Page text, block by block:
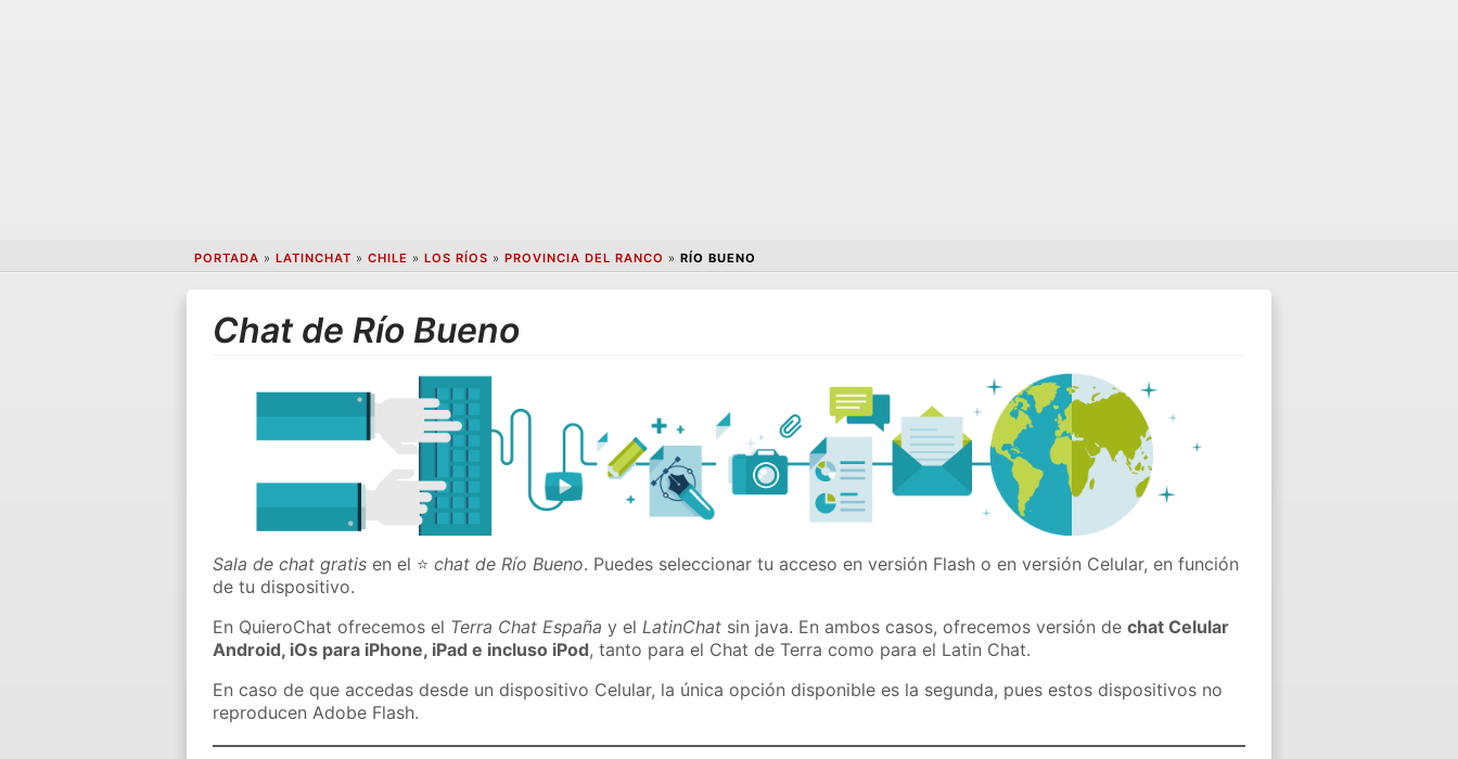
PORTADA » LATINCHAT » CHILE » LOS RÍOS » PROVINCIA DEL RANCO » RÍO BUENO
Chat de Río Bueno
Sala de chat gratis en el ⭐chat de Río Bueno. Puedes seleccionar tu acceso en versión Flash o en versión Celular, en función
de tu dispositivo.
En QuieroChat ofrecemos el Terra Chat España y elLatinChat sin java. En ambos casos, ofrecemos versión dechat Celular
Android, iOs para iPhone, iPad e incluso iPod, tanto para el Chat de Terra como para el Latin Chat.
En caso de que accedas desde un dispositivo Celular, la única opción disponible es la segunda, pues estos dispositivos no
reproducen Adobe Flash.